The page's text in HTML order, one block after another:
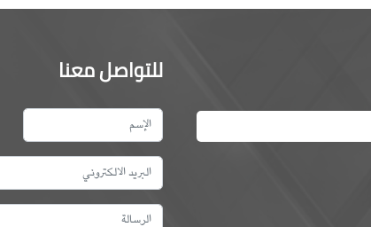
للتواصل معنا